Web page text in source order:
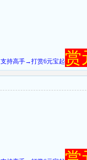
支持高手→打赏6元宝起赏